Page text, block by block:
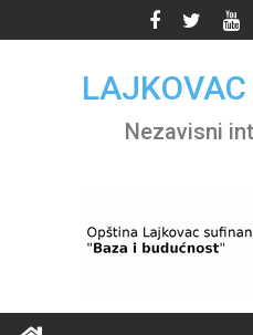
to
Nezavisni